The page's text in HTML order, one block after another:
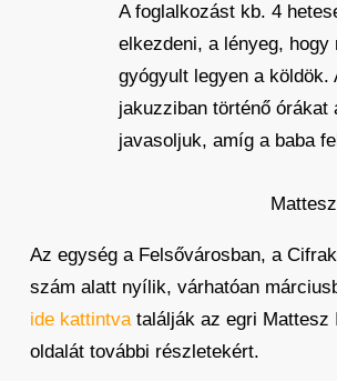
A foglalkozást kb. 4
elkezdeni, a lényeg, hogy
gyógyult legyen a köldök.
jakuzziban történő órákat
javasoljuk, amíg a baba
Az egység a Felsővárosban, a
szám alatt nyílik, várhatóan
ide kattintvatalálják az egri Mattesz
oldalát további részletekért.